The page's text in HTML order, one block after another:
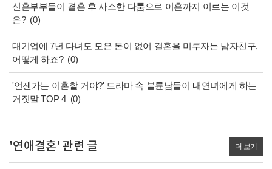
신혼부부들이 결혼 후 사소한 다툼으로 이혼까지 이르는 이것
은? (0)
대기업에 7년 다녀도 모은 돈이 없어 결혼을 미루자는 남자친구,
어떻게 하죠? (0)
'언젠가는 이혼할 거야?' 드라마 속 불륜남들이 내연녀에게 하는
거짓말 TOP 4 (0)
'연애결혼' 관련 글 더 보기